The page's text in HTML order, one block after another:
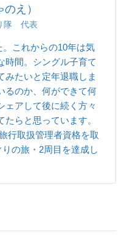
え）
隊 代表
これからの10年は気
時間。シングル子育て
みたいと定年退職しま
るのか、何ができて何
ェアして後に続く方々
らと思っています。
行取扱管理者資格を取
の旅・2周目を達成し